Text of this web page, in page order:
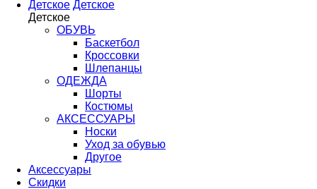
Детское Детское
Детское
ОБУВЬ
Баскетбол
Кроссовки
Шлепанцы
ОДЕЖДА
Шорты
Костюмы
АКСЕССУАРЫ
Носки
Уход за обувью
Другое
Аксессуары
Скидки